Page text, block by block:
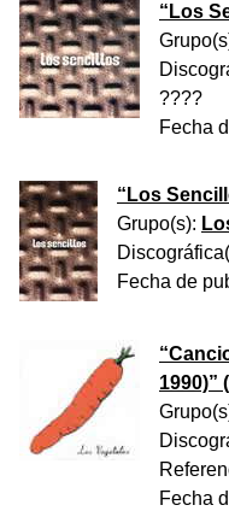
“ Los
????
Fecha
“ Los
Grupo(s):
Fecha de
“
1990)” (
Fecha